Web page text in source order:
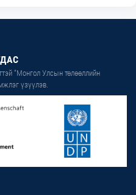
“Монгол Улсын төлөөллийн
үзүүлэв.